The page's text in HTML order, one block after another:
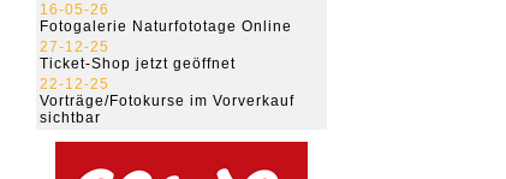
16-05-26
Fotogalerie Naturfototage Online
27-12-25
Ticket-Shop jetzt geöffnet
22-12-25
Vorträge/Fotokurse im Vorverkauf
sichtbar